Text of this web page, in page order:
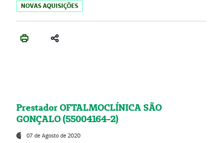
NOVAS AQUISIÇÕES
Prestador OFTALMOCLÍNICA SÃO
GONÇALO (55004164-2)
07 de Agosto de 2020